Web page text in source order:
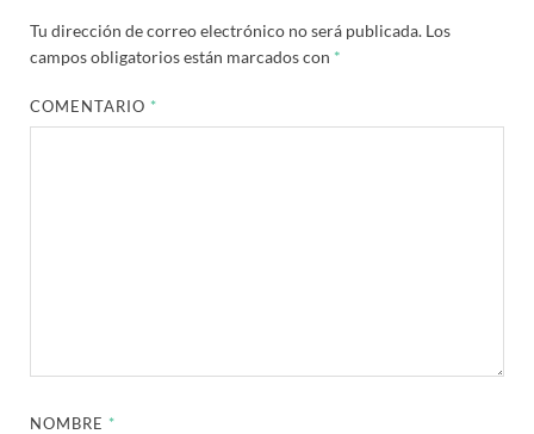
Tu dirección de correo electrónico no será publicada. Los
campos obligatorios están marcados con *
COMENTARIO *
NOMBRE *